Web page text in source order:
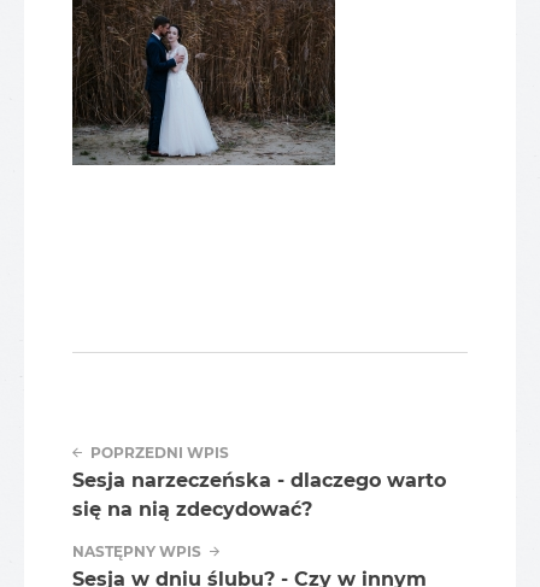
POPRZEDNI WPIS
Sesja narzeczeńska - dlaczego warto
się na nią zdecydować?
NASTĘPNY WPIS
Sesja w dniu ślubu? - Czy w innym